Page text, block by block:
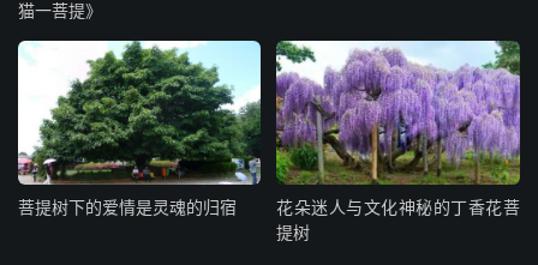
猫一菩提》
菩提树下的爱情是灵魂的归宿
花朵迷人与文化神秘的丁香花菩
提树